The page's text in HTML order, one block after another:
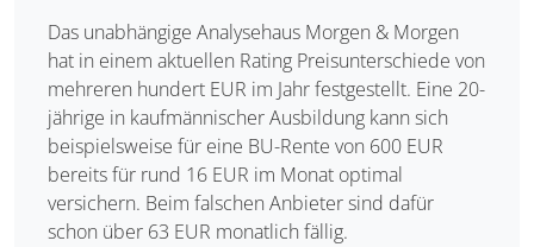
Das unabhängige Analysehaus Morgen & Morgen
hat in einem aktuellen Rating Preisunterschiede von
mehreren hundert EUR im Jahr festgestellt. Eine 20-
jährige in kaufmännischer Ausbildung kann sich
beispielsweise für eine BU-Rente von 600 EUR
bereits für rund 16 EUR im Monat optimal
versichern. Beim falschen Anbieter sind dafür
schon über 63 EUR monatlich fällig.